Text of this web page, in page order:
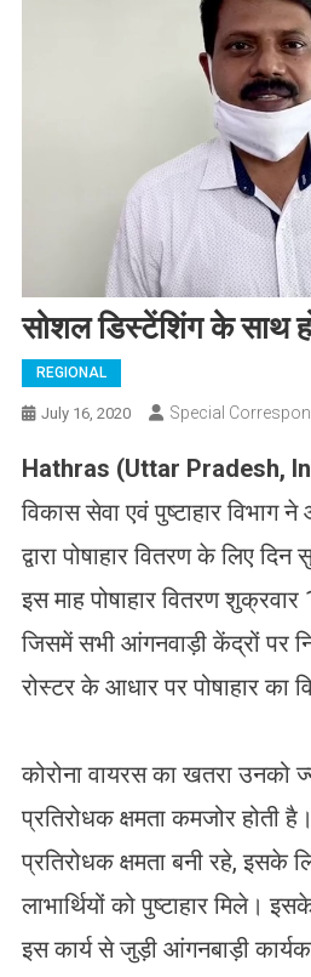
सोशल डिस्टेंशिंग के साथ
REGIONAL
July 16, 2020 Special
Hathras (Uttar Pradesh,
विकास सेवा एवं पुष्टाहार विभाग
द्वारा पोषाहार वितरण के लिए
इस माह पोषाहार वितरण
जिसमें सभी आंगनवाड़ी केंद्रों पर
रोस्टर के आधार पर पोषाहार का
कोरोना वायरस का खतरा उनको
प्रतिरोधक क्षमता कमजोर होती
प्रतिरोधक क्षमता बनी रहे, इसके
लाभार्थियों को पुष्टाहार मिले।
इस कार्य से जुड़ी आंगनबाड़ी